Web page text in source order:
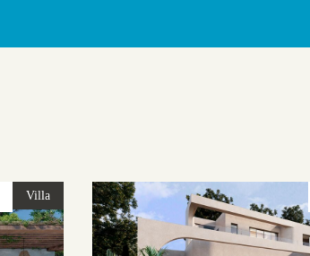
Villa